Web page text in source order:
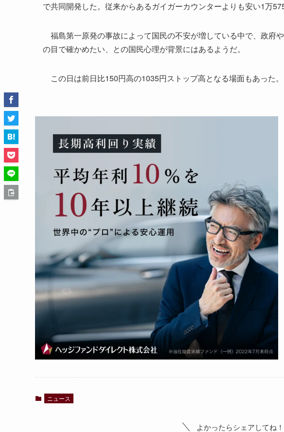
で共同開発した。従来からあるガイガーカウンターよりも安い1万
福島第一原発の事故によって国民の不安が増している中で、政府
の目で確かめたい、との国民心理が背景にはあるようだ。
この日は前日比150円高の1035円ストップ高となる場面もあった。
ニュース
よかったらシェアしてね！